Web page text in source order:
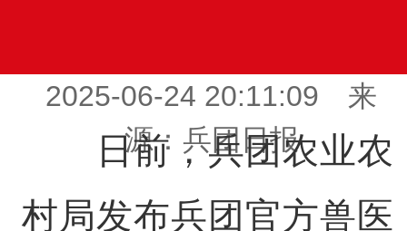
2025-06-24 20:11:09 来
源：兵团日报
日前，兵团农业农
村局发布兵团官方兽医